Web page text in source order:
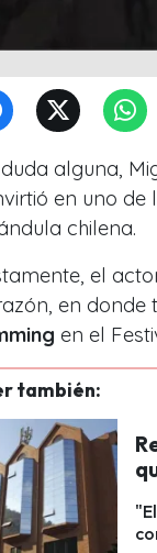
alguna,
en uno de
chilena.
el
en donde
en el
también: